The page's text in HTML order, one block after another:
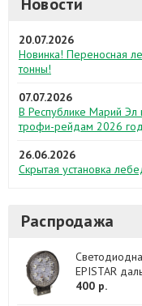
20.07.2026
Новинка! Переносная
тонны!
07.07.2026
В Республике Марий Эл
трофи-рейдам 2026
26.06.2026
Скрытая установка
Распродажа
EPISTAR
400 р.